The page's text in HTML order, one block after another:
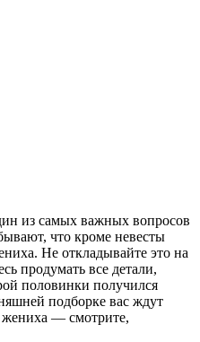
из самых важных вопросов
что кроме невесты
Не откладывайте это на
продумать все детали,
половинки получился
подборке вас ждут
жениха — смотрите,